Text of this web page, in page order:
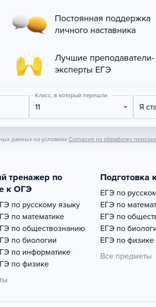
Постоянная поддержка
личного наставника
Лучшие преподаватели-
эксперты ЕГЭ
Класс, в который перешли
11 Я
данных на условиях Согласия на обработку
тренажер по
к ОГЭ
по русскому языку
по математике
по обществознанию
по биологии
по информатике
по физике
Подготовка
ЕГЭ по
ЕГЭ по
ЕГЭ по
ЕГЭ по
ЕГЭ по физике
Все предметы